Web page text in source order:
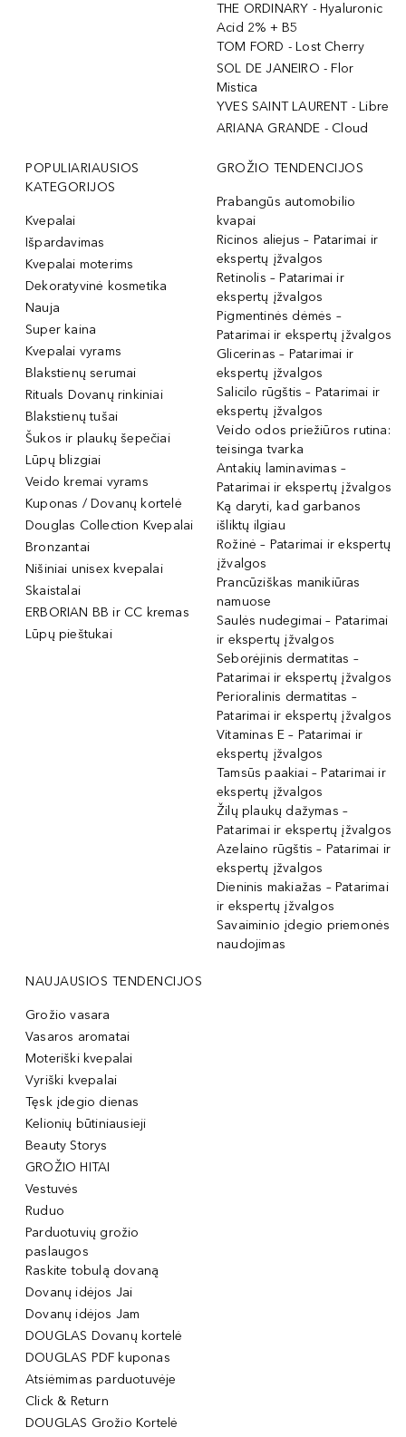
THE ORDINARY - Hyaluronic
Acid 2% + B5
TOM FORD - Lost Cherry
SOL DE JANEIRO - Flor
Mistica
YVES SAINT LAURENT - Libre
ARIANA GRANDE - Cloud
POPULIARIAUSIOS
KATEGORIJOS
Kvepalai
Išpardavimas
Kvepalai moterims
Dekoratyvinė kosmetika
Nauja
Super kaina
Kvepalai vyrams
Blakstienų serumai
Rituals Dovanų rinkiniai
Blakstienų tušai
Šukos ir plaukų šepečiai
Lūpų blizgiai
Veido kremai vyrams
Kuponas / Dovanų kortelė
Douglas Collection Kvepalai
Bronzantai
Nišiniai unisex kvepalai
Skaistalai
ERBORIAN BB ir CC kremas
Lūpų pieštukai
GROŽIO TENDENCIJOS
Prabangūs automobilio
kvapai
Ricinos aliejus – Patarimai ir
ekspertų įžvalgos
Retinolis – Patarimai ir
ekspertų įžvalgos
Pigmentinės dėmės –
Patarimai ir ekspertų įžvalgos
Glicerinas – Patarimai ir
ekspertų įžvalgos
Salicilo rūgštis – Patarimai ir
ekspertų įžvalgos
Veido odos priežiūros rutina:
teisinga tvarka
Antakių laminavimas –
Patarimai ir ekspertų įžvalgos
Ką daryti, kad garbanos
išliktų ilgiau
Rožinė – Patarimai ir ekspertų
įžvalgos
Prancūziškas manikiūras
namuose
Saulės nudegimai – Patarimai
ir ekspertų įžvalgos
Seborėjinis dermatitas –
Patarimai ir ekspertų įžvalgos
Perioralinis dermatitas –
Patarimai ir ekspertų įžvalgos
Vitaminas E – Patarimai ir
ekspertų įžvalgos
Tamsūs paakiai – Patarimai ir
ekspertų įžvalgos
Žilų plaukų dažymas –
Patarimai ir ekspertų įžvalgos
Azelaino rūgštis – Patarimai ir
ekspertų įžvalgos
Dieninis makiažas – Patarimai
ir ekspertų įžvalgos
Savaiminio įdegio priemonės
naudojimas
NAUJAUSIOS TENDENCIJOS
Grožio vasara
Vasaros aromatai
Moteriški kvepalai
Vyriški kvepalai
Tęsk įdegio dienas
Kelionių būtiniausieji
Beauty Storys
GROŽIO HITAI
Vestuvės
Ruduo
Parduotuvių grožio
paslaugos
Raskite tobulą dovaną
Dovanų idėjos Jai
Dovanų idėjos Jam
DOUGLAS Dovanų kortelė
DOUGLAS PDF kuponas
Atsiėmimas parduotuvėje
Click & Return
DOUGLAS Grožio Kortelė